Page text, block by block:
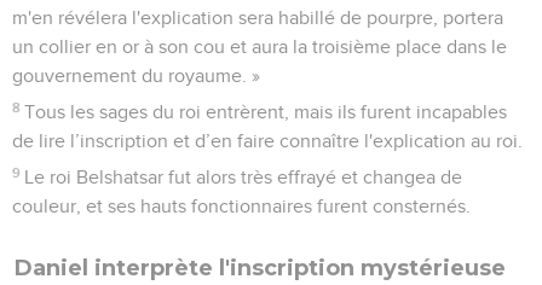
m'en révélera l'explication sera habillé de pourpre, portera
un collier en or à son cou et aura la troisième place dans le
gouvernement du royaume. »
8 Tous les sages du roi entrèrent, mais ils furent incapables
de lire l’inscription et d’en faire connaître l'explication au roi.
9 Le roi Belshatsar fut alors très effrayé et changea de
couleur, et ses hauts fonctionnaires furent consternés.
Daniel interprète l'inscription mystérieuse